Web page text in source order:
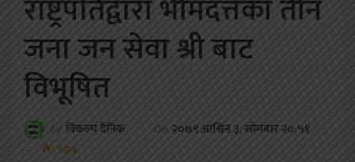
राष्ट्रपतिद्वारा भीमदत्तका तीन
जना जन सेवा श्री बाट
विभूषित
By विकल्प दैनिक On २०७९ आश्विन ३, सोमबार २०:५१
504